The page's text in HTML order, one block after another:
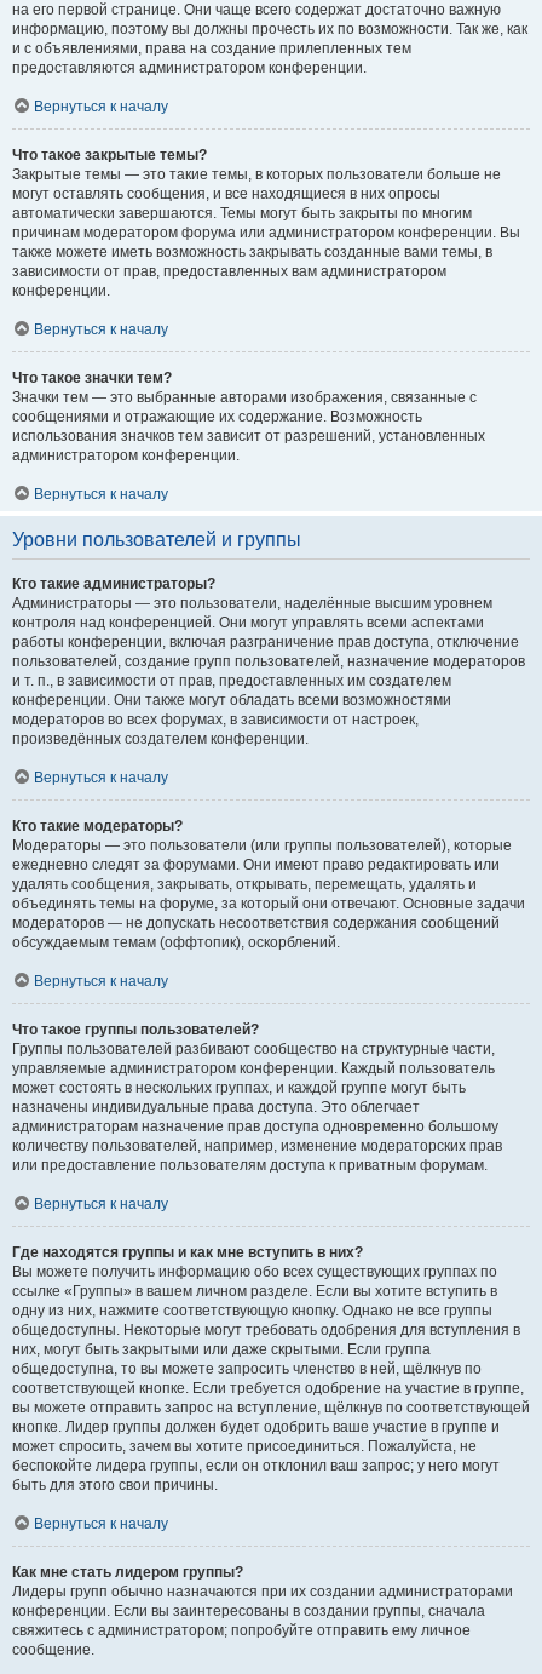
на его первой странице. Они чаще всего содержат достаточно важную
информацию, поэтому вы должны прочесть их по возможности. Так же, как
и с объявлениями, права на создание прилепленных тем
предоставляются администратором конференции.
Вернуться к началу
Что такое закрытые темы?
Закрытые темы — это такие темы, в которых пользователи больше не
могут оставлять сообщения, и все находящиеся в них опросы
автоматически завершаются. Темы могут быть закрыты по многим
причинам модератором форума или администратором конференции. Вы
также можете иметь возможность закрывать созданные вами темы, в
зависимости от прав, предоставленных вам администратором
конференции.
Вернуться к началу
Что такое значки тем?
Значки тем — это выбранные авторами изображения, связанные с
сообщениями и отражающие их содержание. Возможность
использования значков тем зависит от разрешений, установленных
администратором конференции.
Вернуться к началу
Уровни пользователей и группы
Кто такие администраторы?
Администраторы — это пользователи, наделённые высшим уровнем
контроля над конференцией. Они могут управлять всеми аспектами
работы конференции, включая разграничение прав доступа, отключение
пользователей, создание групп пользователей, назначение модераторов
и т. п., в зависимости от прав, предоставленных им создателем
конференции. Они также могут обладать всеми возможностями
модераторов во всех форумах, в зависимости от настроек,
произведённых создателем конференции.
Вернуться к началу
Кто такие модераторы?
Модераторы — это пользователи (или группы пользователей), которые
ежедневно следят за форумами. Они имеют право редактировать или
удалять сообщения, закрывать, открывать, перемещать, удалять и
объединять темы на форуме, за который они отвечают. Основные задачи
модераторов — не допускать несоответствия содержания сообщений
обсуждаемым темам (оффтопик), оскорблений.
Вернуться к началу
Что такое группы пользователей?
Группы пользователей разбивают сообщество на структурные части,
управляемые администратором конференции. Каждый пользователь
может состоять в нескольких группах, и каждой группе могут быть
назначены индивидуальные права доступа. Это облегчает
администраторам назначение прав доступа одновременно большому
количеству пользователей, например, изменение модераторских прав
или предоставление пользователям доступа к приватным форумам.
Вернуться к началу
Где находятся группы и как мне вступить в них?
Вы можете получить информацию обо всех существующих группах по
ссылке «Группы» в вашем личном разделе. Если вы хотите вступить в
одну из них, нажмите соответствующую кнопку. Однако не все группы
общедоступны. Некоторые могут требовать одобрения для вступления в
них, могут быть закрытыми или даже скрытыми. Если группа
общедоступна, то вы можете запросить членство в ней, щёлкнув по
соответствующей кнопке. Если требуется одобрение на участие в группе,
вы можете отправить запрос на вступление, щёлкнув по соответствующей
кнопке. Лидер группы должен будет одобрить ваше участие в группе и
может спросить, зачем вы хотите присоединиться. Пожалуйста, не
беспокойте лидера группы, если он отклонил ваш запрос; у него могут
быть для этого свои причины.
Вернуться к началу
Как мне стать лидером группы?
Лидеры групп обычно назначаются при их создании администраторами
конференции. Если вы заинтересованы в создании группы, сначала
свяжитесь с администратором; попробуйте отправить ему личное
сообщение.